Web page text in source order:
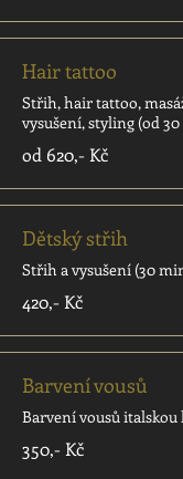
Hair tattoo
Střih, hair tattoo,
vysušení, styling (od
od 620,- Kč
Dětský střih
Střih a vysušení (30
420,- Kč
Barvení vousů
Barvení vousů
350,- Kč